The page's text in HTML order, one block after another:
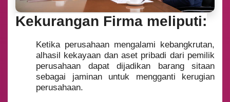
Kekurangan Firma meliputi:
Ketika perusahaan mengalami kebangkrutan,
alhasil kekayaan dan aset pribadi dari pemilik
perusahaan dapat dijadikan barang sitaan
sebagai jaminan untuk mengganti kerugian
perusahaan.